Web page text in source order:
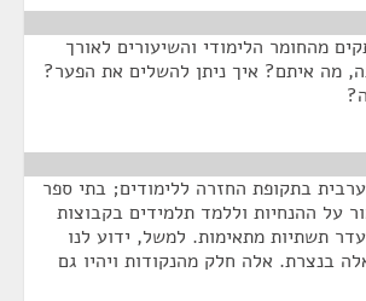
מהחומר הלימודי והשיעורים לאורך
מה איתם? איך ניתן להשלים את הפער?
בתקופת החזרה ללימודים; בתי ספר
על ההנחיות וללמד תלמידים בקבוצות
תשתיות מתאימות. למשל, ידוע לנו
בנצרת. אלה חלק מהנקודות ויהיו גם